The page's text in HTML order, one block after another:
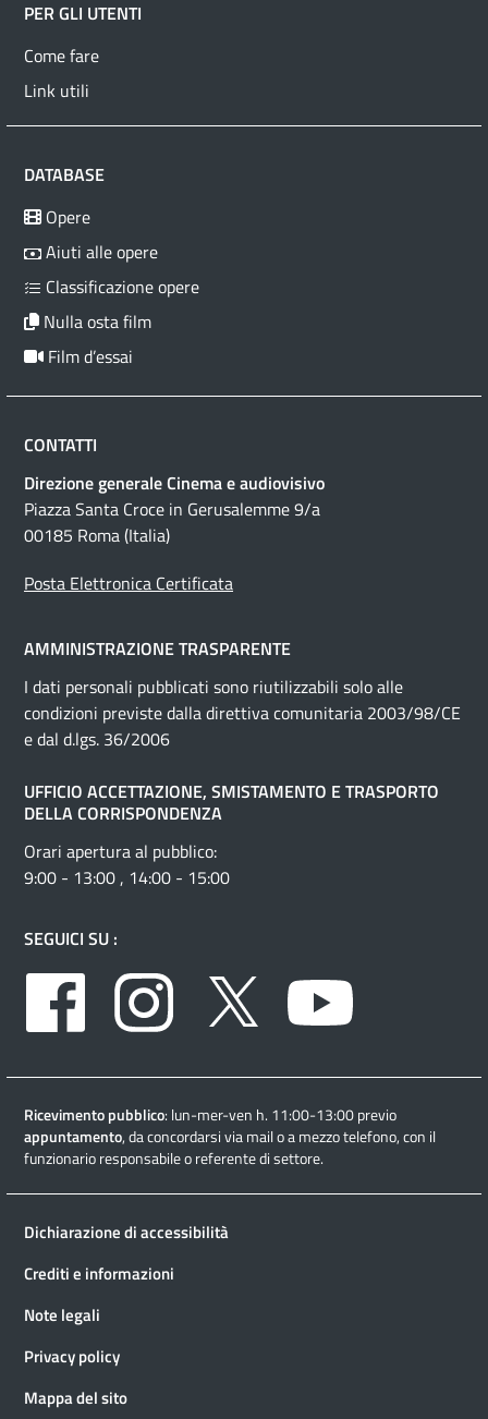
PER GLI UTENTI
Come fare
Link utili
DATABASE
Opere
Aiuti alle opere
Classificazione opere
Nulla osta film
Film d’essai
CONTATTI
Direzione generale Cinema e audiovisivo
Piazza Santa Croce in Gerusalemme 9/a
00185 Roma (Italia)
Posta Elettronica Certificata
AMMINISTRAZIONE TRASPARENTE
I dati personali pubblicati sono riutilizzabili solo alle
condizioni previste dalla direttiva comunitaria 2003/98/CE
e dal d.lgs. 36/2006
UFFICIO ACCETTAZIONE, SMISTAMENTO E TRASPORTO
DELLA CORRISPONDENZA
Orari apertura al pubblico:
9:00 - 13:00 , 14:00 - 15:00
SEGUICI SU :
Facebook
Instagram Twitter
Ricevimento pubblico: lun-mer-ven h. 11:00-13:00 previo
appuntamento, da concordarsi via mail o a mezzo telefono, con il
funzionario responsabile o referente di settore.
Dichiarazione di accessibilità
Crediti e informazioni
Note legali
Privacy policy
Mappa del sito